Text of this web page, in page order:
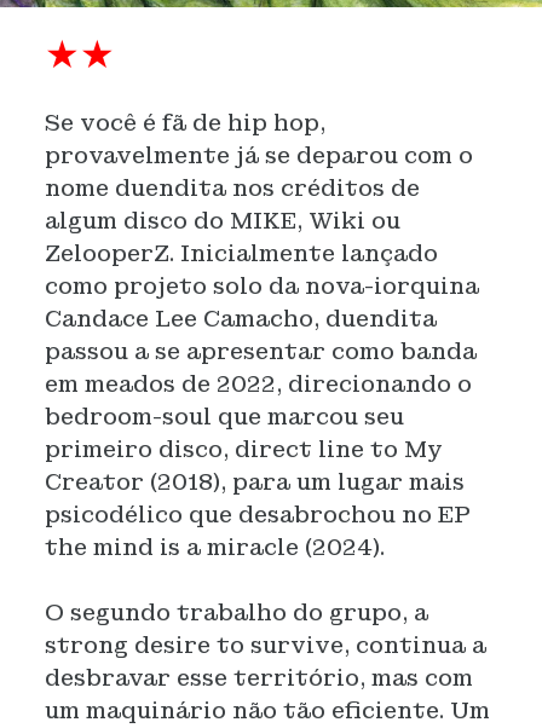
★★
Se você é fã de hip hop,
provavelmente já se deparou com o
nome duendita nos créditos de
algum disco do MIKE, Wiki ou
ZelooperZ. Inicialmente lançado
como projeto solo da nova-iorquina
Candace Lee Camacho, duendita
passou a se apresentar como banda
em meados de 2022, direcionando o
bedroom-soul que marcou seu
primeiro disco, direct line to My
Creator (2018), para um lugar mais
psicodélico que desabrochou no EP
the mind is a miracle (2024).
O segundo trabalho do grupo, a
strong desire to survive, continua a
desbravar esse território, mas com
um maquinário não tão eficiente. Um